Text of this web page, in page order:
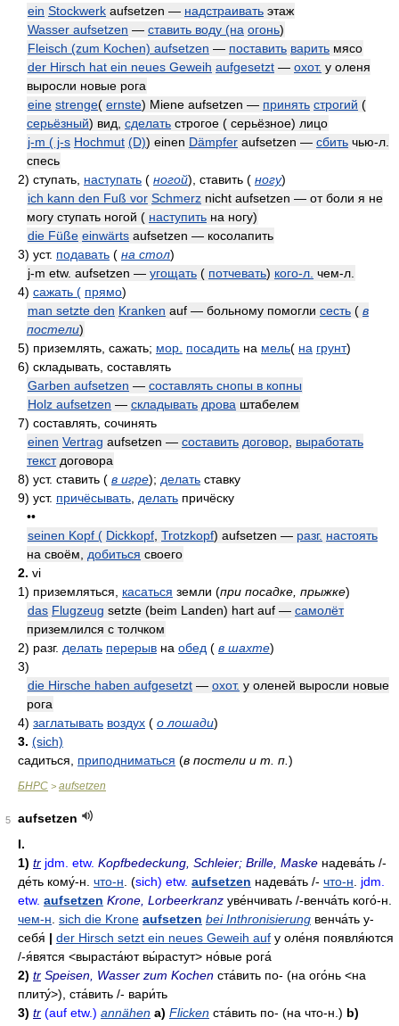
ein Stockwerk aufsetzen — надстраивать этаж
Wasser aufsetzen — ставить воду (на огонь)
Fleisch (zum Kochen) aufsetzen — поставить варить мясо
der Hirsch hat ein neues Geweih aufgesetzt — охот. у оленя
выросли новые рога
eine strenge( ernste) Miene aufsetzen — принять строгий (
серьёзный) вид, сделать строгое ( серьёзное) лицо
j-m ( j-s Hochmut (D)) einen Dämpfer aufsetzen — сбить чью-л.
спесь
2) ступать, наступать ( ногой) , ставить ( ногу)
ich kann den Fuß vor Schmerz nicht aufsetzen — от боли я не
могу ступать ногой ( наступить на ногу)
die Füße einwärts aufsetzen — косолапить
3) уст. подавать ( на стол)
j-m etw. aufsetzen — угощать ( потчевать) кого-л. чем-л.
4) сажать ( прямо)
man setzte den Kranken auf — больному помогли сесть ( в
постели)
5) приземлять, сажать; мор. посадить на мель( на грунт)
6) складывать, составлять
Garben aufsetzen — составлять снопы в копны
Holz aufsetzen — складывать дрова штабелем
7) составлять, сочинять
einen Vertrag aufsetzen — составить договор выработать
текстдоговора
8) уст. ставить ( в игре); делать ставку
9) уст. причёсывать делать причёску
••
seinen Kopf ( Dickkopf Trotzkopf) aufsetzen — разг. настоять
на своём, добиться своего
2. vi
1) приземляться, касаться земли (при посадке, прыжке)
das Flugzeug setzte (beim Landen) hart auf — самолёт
приземлился с толчком
2) разг. делать перерыв на обед ( в шахте)
3)
die Hirsche haben aufgesetzt — охот. у оленей выросли новые
рога
4) заглатывать воздух ( о лошади)
3. (sich)
садиться, приподниматься (в постели и т. п. )
БНРС > aufsetzen
5
aufsetzen
I.
1) tr jdm. etw. Kopfbedeckung, Schleier; Brille, Maske надева́ть /-
де́ть кому́-н что-н . (sich) etw. aufsetzen надева́ть /- что-н
jdm.
etw. aufsetzen Krone, Lorbeerkranz уве́нчивать /-венча́ть кого́-н
чем-н sich die Krone aufsetzen bei Inthronisierung венча́ть у-
себя́ | der Hirsch setzt ein neues Geweih auf у оле́ня появля́ются
/-я́вятся <выраста́ют вы́растут> но́вые рога́
2) tr Speisen, Wasser zum Kochen ста́вить по- (на ого́нь <на
плиту́>), ста́вить /- вари́ть
3) tr (auf etw.) annähen a) Flicken ста́вить по- (на что-н.) b)